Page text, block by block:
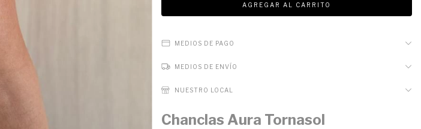
MEDIOS DE PAGO
MEDIOS DE ENVÍO
NUESTRO LOCAL
Chanclas Aura Tornasol